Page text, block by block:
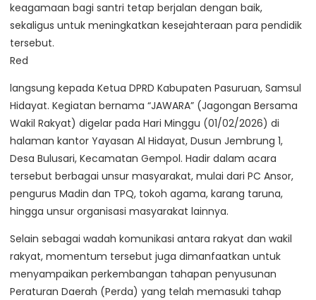
keagamaan bagi santri tetap berjalan dengan baik,
sekaligus untuk meningkatkan kesejahteraan para pendidik
tersebut.
Red
langsung kepada Ketua DPRD Kabupaten Pasuruan, Samsul
Hidayat. Kegiatan bernama “JAWARA” (Jagongan Bersama
Wakil Rakyat) digelar pada Hari Minggu (01/02/2026) di
halaman kantor Yayasan Al Hidayat, Dusun Jembrung 1,
Desa Bulusari, Kecamatan Gempol. Hadir dalam acara
tersebut berbagai unsur masyarakat, mulai dari PC Ansor,
pengurus Madin dan TPQ, tokoh agama, karang taruna,
hingga unsur organisasi masyarakat lainnya.
Selain sebagai wadah komunikasi antara rakyat dan wakil
rakyat, momentum tersebut juga dimanfaatkan untuk
menyampaikan perkembangan tahapan penyusunan
Peraturan Daerah (Perda) yang telah memasuki tahap